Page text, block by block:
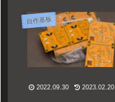
自作基板
2022.09.30 2023.02.20